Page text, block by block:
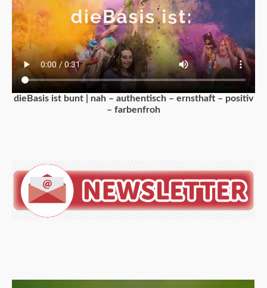
dieBasis ist bunt | nah – authentisch – ernsthaft – positiv
– farbenfroh